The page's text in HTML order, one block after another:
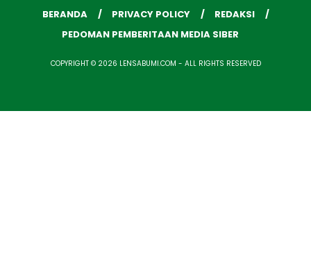
BERANDA PRIVACY POLICY
REDAKSI
PEDOMAN PEMBERITAAN MEDIA SIBER
COPYRIGHT © 2026 LENSABUMI.COM - ALL RIGHTS RESERVED